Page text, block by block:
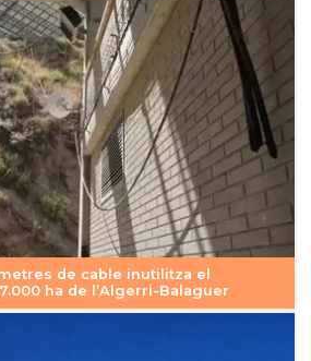
de cable inutilitza el
ha de l’Algerri-Balaguer